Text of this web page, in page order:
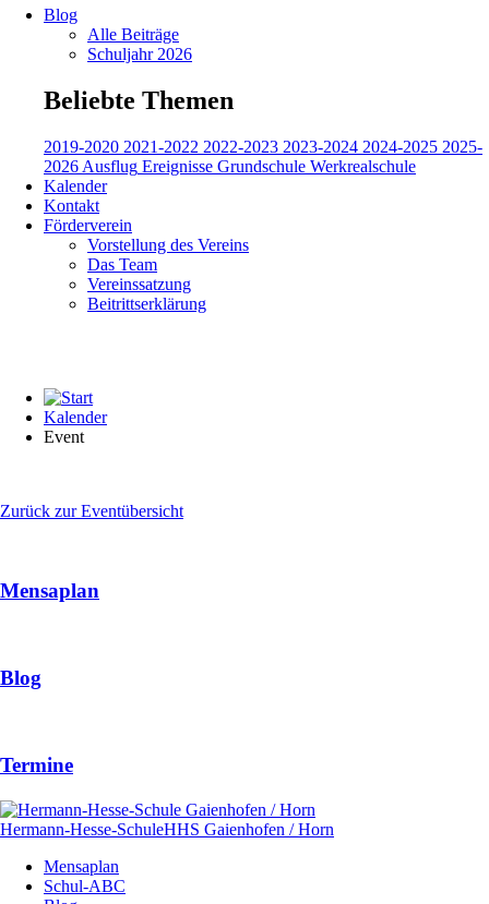
Blog
Alle Beiträge
Schuljahr 2026
Beliebte Themen
2019-2020 2021-2022 2022-2023 2023-2024 2024-2025 2025-
2026 Ausflug Ereignisse Grundschule Werkrealschule
Kalender
Kontakt
Förderverein
Vorstellung des Vereins
Das Team
Vereinssatzung
Beitrittserklärung
Kalender
Event
Zurück zur Eventübersicht
Mensaplan
Blog
Termine
Hermann-Hesse-SchuleHHS Gaienhofen / Horn
überspringen
Mensaplan
Schul-ABC